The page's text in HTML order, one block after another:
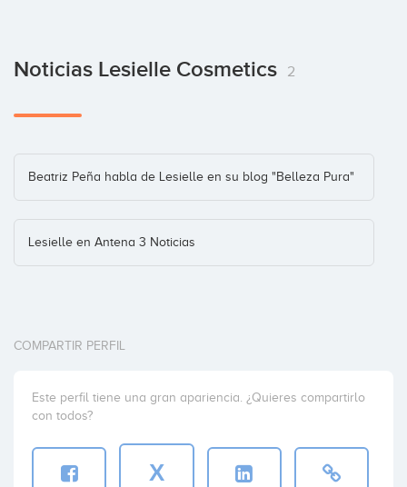
Noticias Lesielle Cosmetics 2
Beatriz Peña habla de Lesielle en su blog "Belleza Pura"
Lesielle en Antena 3 Noticias
COMPARTIR PERFIL
Este perfil tiene una gran apariencia. ¿Quieres compartirlo
con todos?
X